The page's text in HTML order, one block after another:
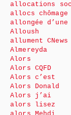
allocations
allocs chômage
allongée d’une
Alloush
allument CNews
Almereyda
Alors
Alors CQFD
Alors c’est
Alors Donald
Alors j’ai
alors lisez